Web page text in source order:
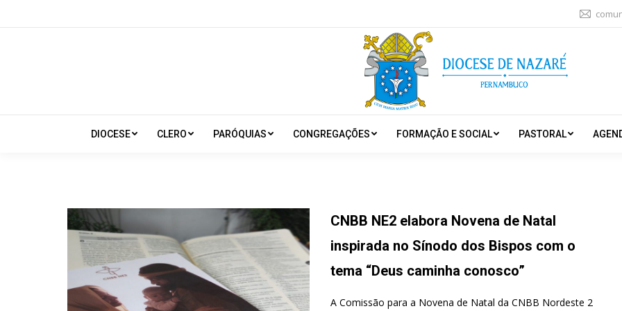
DIOCESE CLERO PARÓQUIAS CONGREGAÇÕES FORMAÇÃO E SOCIAL PASTORAL
CNBB NE2 elabora Novena de Natal
inspirada no Sínodo dos Bispos com o
tema “Deus caminha conosco”
A Comissão para a Novena de Natal da CNBB Nordeste 2